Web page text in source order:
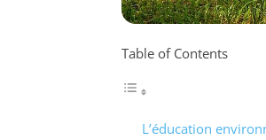
Table of Contents
L’éducation